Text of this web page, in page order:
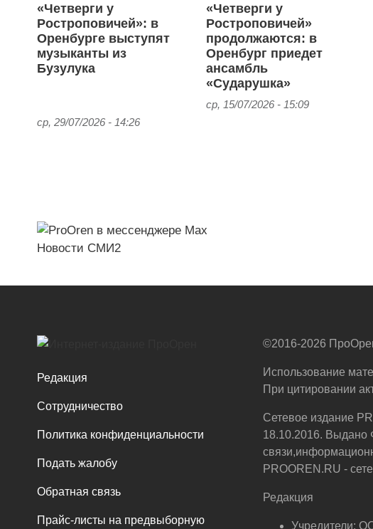
«Четверги у
Ростроповичей»: в
Оренбурге выступят
музыканты из
Бузулука
ср, 29/07/2026 - 14:26
«Четверги у
Ростроповичей»
продолжаются: в
Оренбург приедет
ансамбль
«Сударушка»
ср, 15/07/2026 - 15:09
Новости СМИ2
Редакция
Сотрудничество
Политика конфиденциальности
Подать жалобу
Обратная связь
Прайс-листы на предвыборную
©2016-2026
Использование
При цитировании
Сетевое издание
18.10.2016. Выдано
PROOREN.RU -
Редакция
Учредители: